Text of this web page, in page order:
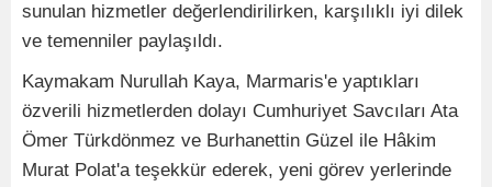
sunulan hizmetler değerlendirilirken, karşılıklı iyi dilek
ve temenniler paylaşıldı.
Kaymakam Nurullah Kaya, Marmaris'e yaptıkları
özverili hizmetlerden dolayı Cumhuriyet Savcıları Ata
Ömer Türkdönmez ve Burhanettin Güzel ile Hâkim
Murat Polat'a teşekkür ederek, yeni görev yerlerinde